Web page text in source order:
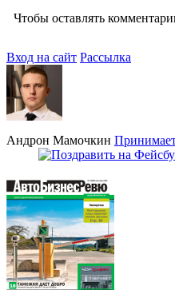
Чтобы оставлять
Вход на сайт Рассылка
Андрон Мамочкин